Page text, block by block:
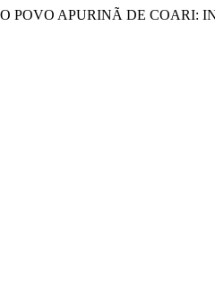
POVO APURINÃ DE